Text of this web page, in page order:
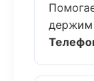
держим